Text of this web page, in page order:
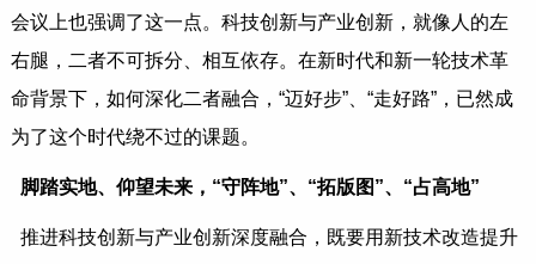
会议上也强调了这一点。科技创新与产业创新，就像人的左
右腿，二者不可拆分、相互依存。在新时代和新一轮技术革
命背景下，如何深化二者融合，“迈好步”、“走好路”，已然成
为了这个时代绕不过的课题。
脚踏实地、仰望未来，“守阵地”、“拓版图”、“占高地”
推进科技创新与产业创新深度融合，既要用新技术改造提升